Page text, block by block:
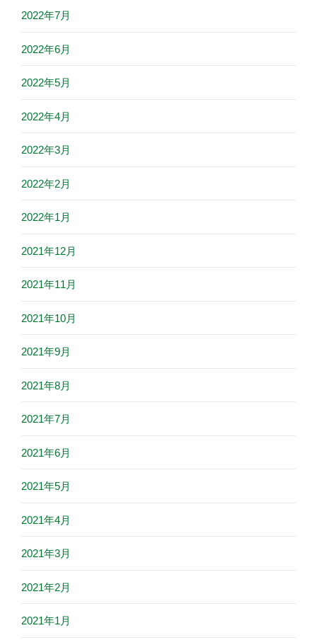
2022年7月
2022年6月
2022年5月
2022年4月
2022年3月
2022年2月
2022年1月
2021年12月
2021年11月
2021年10月
2021年9月
2021年8月
2021年7月
2021年6月
2021年5月
2021年4月
2021年3月
2021年2月
2021年1月